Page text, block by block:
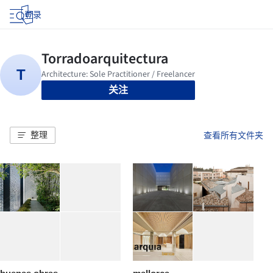
登录
关注
整理 查看所有文件夹